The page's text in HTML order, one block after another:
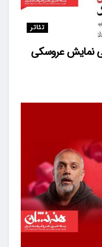
تئاتر
نمایش عروسکی